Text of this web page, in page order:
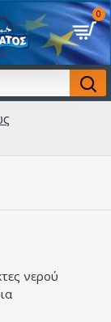
0
νερού